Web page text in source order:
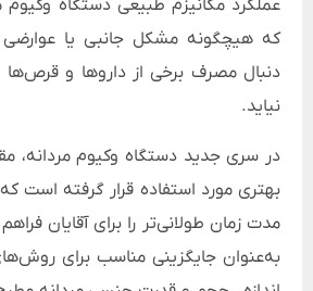
عملکرد مکانیزم طبیعی دستگاه
که هیچگونه مشکل جانبی یا
دنبال مصرف برخی از داروها و قرص‌ها
نیاید.
در سری جدید دستگاه وکیوم مردانه،
بهتری مورد استفاده قرار گرفته است
مدت زمان طولانی‌تر را برای آقایان
به‌عنوان جایگزینی مناسب برای